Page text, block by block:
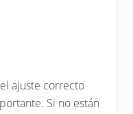
ajuste correcto
Si no están